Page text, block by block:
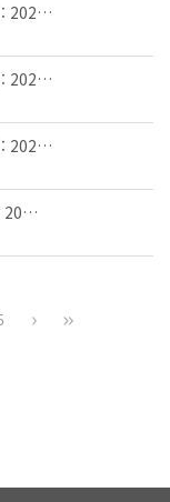
: 202…
: 202…
: 202…
20…